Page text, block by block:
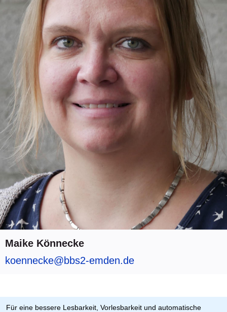
Maike Könnecke
koennecke@bbs2-emden.de
Für eine bessere Lesbarkeit, Vorlesbarkeit und automatische